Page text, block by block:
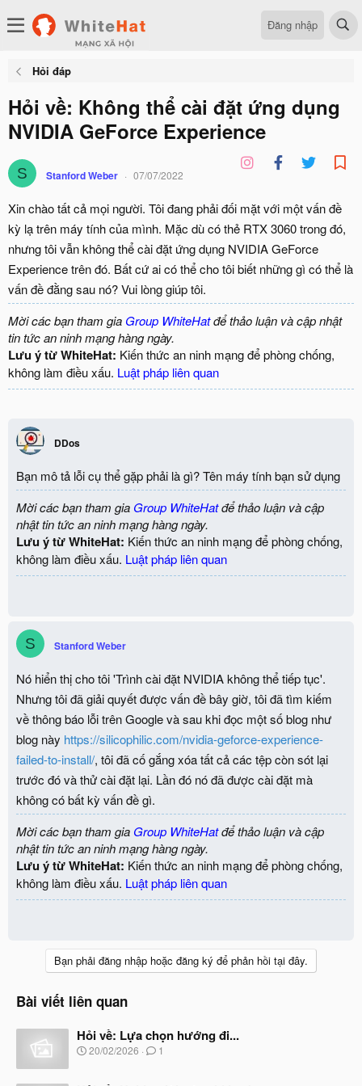
Đăng nhập
Hỏi đáp
Hỏi về: Không thể cài đặt ứng dụng
NVIDIA GeForce Experience
S Stanford Weber 07/07/2022
Xin chào tất cả mọi người. Tôi đang phải đối mặt với một vấn đề
kỳ lạ trên máy tính của mình. Mặc dù có thẻ RTX 3060 trong đó,
nhưng tôi vẫn không thể cài đặt ứng dụng NVIDIA GeForce
Experience trên đó. Bất cứ ai có thể cho tôi biết những gì có thể là
vấn đề đằng sau nó? Vui lòng giúp tôi.
Mời các bạn tham gia Group WhiteHatđể thảo luận và cập nhật
tin tức an ninh mạng hàng ngày.
Lưu ý từ WhiteHat: Kiến thức an ninh mạng để phòng chống,
không làm điều xấu. Luật pháp liên quan
DDos
Bạn mô tả lỗi cụ thể gặp phải là gì? Tên máy tính bạn sử dụng
Mời các bạn tham gia Group WhiteHatđể thảo luận và cập
nhật tin tức an ninh mạng hàng ngày.
Lưu ý từ WhiteHat: Kiến thức an ninh mạng để phòng chống,
không làm điều xấu. Luật pháp liên quan
S Stanford Weber
Nó hiển thị cho tôi 'Trình cài đặt NVIDIA không thể tiếp tục'.
Nhưng tôi đã giải quyết được vấn đề bây giờ, tôi đã tìm kiếm
về thông báo lỗi trên Google và sau khi đọc một số blog như
blog này https://silicophilic.com/nvidia-geforce-experience-
failed-to-install/, tôi đã cố gắng xóa tất cả các tệp còn sót lại
trước đó và thử cài đặt lại. Lần đó nó đã được cài đặt mà
không có bất kỳ vấn đề gì.
Mời các bạn tham gia Group WhiteHatđể thảo luận và cập
nhật tin tức an ninh mạng hàng ngày.
Lưu ý từ WhiteHat: Kiến thức an ninh mạng để phòng chống,
không làm điều xấu. Luật pháp liên quan
Bạn phải đăng nhập hoặc đăng ký để phản hồi tại đây.
Bài viết liên quan
Hỏi về: Lựa chọn hướng đi...
N
20/02/2026 1